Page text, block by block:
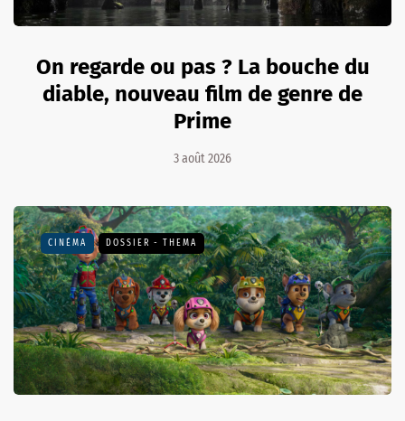
On regarde ou pas ? La bouche du
diable, nouveau film de genre de
Prime
3 août 2026
CINÉMA DOSSIER - THEMA